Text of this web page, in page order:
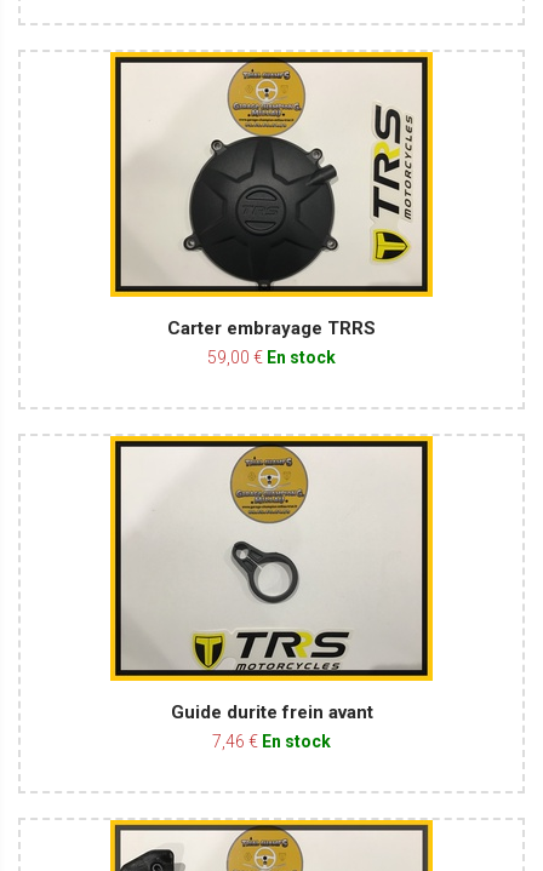
Carter embrayage TRRS
59,00 € En stock
Guide durite frein avant
7,46 € En stock